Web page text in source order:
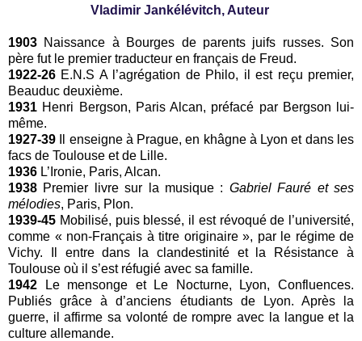
Vladimir Jankélévitch, Auteur
1903 Naissance à Bourges de parents juifs russes. Son
père fut le premier traducteur en français de Freud.
1922-26 E.N.S A l’agrégation de Philo, il est reçu premier,
Beauduc deuxième.
1931 Henri Bergson, Paris Alcan, préfacé par Bergson lui-
même.
1927-39
Il enseigne à Prague, en khâgne à Lyon et dans les
facs de Toulouse et de Lille.
1936 L’Ironie, Paris, Alcan.
1938 Premier livre sur la musique : Gabriel Fauré et ses
mélodies, Paris, Plon.
1939-45 Mobilisé, puis blessé, il est révoqué de l’université,
comme « non-Français à titre originaire », par le régime de
Vichy. Il entre dans la clandestinité et la Résistance à
Toulouse où il s’est réfugié avec sa famille.
1942 Le mensonge et Le Nocturne, Lyon, Confluences.
Publiés grâce à d’anciens étudiants de Lyon. Après la
guerre, il affirme sa volonté de rompre avec la langue et la
culture allemande.